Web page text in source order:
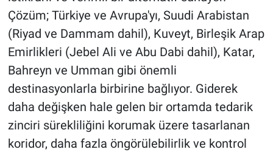
Çözüm; Türkiye ve Avrupa'yı, Suudi Arabistan
(Riyad ve Dammam dahil), Kuveyt, Birleşik Arap
Emirlikleri (Jebel Ali ve Abu Dabi dahil), Katar,
Bahreyn ve Umman gibi önemli
destinasyonlarla birbirine bağlıyor. Giderek
daha değişken hale gelen bir ortamda tedarik
zinciri sürekliliğini korumak üzere tasarlanan
koridor, daha fazla öngörülebilirlik ve kontrol